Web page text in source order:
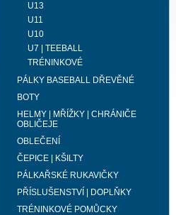
U13
U11
U10
U7 | TEEBALL
TRÉNINKOVÉ
PÁLKY BASEBALL DŘEVĚNÉ
BOTY
HELMY | MŘÍŽKY | CHRÁNIČE
OBLIČEJE
OBLEČENÍ
ČEPICE | KŠILTY
PÁLKAŘSKÉ RUKAVIČKY
PŘÍSLUŠENSTVÍ | DOPLŇKY
TRÉNINKOVÉ POMŮCKY